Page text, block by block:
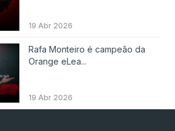
19 Abr 2026
Rafa Monteiro é campeão da
Orange eLea...
19 Abr 2026